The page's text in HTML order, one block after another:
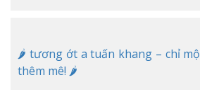
🌶️ tương ớt a tuấn khang – chỉ
thêm mê! 🌶️